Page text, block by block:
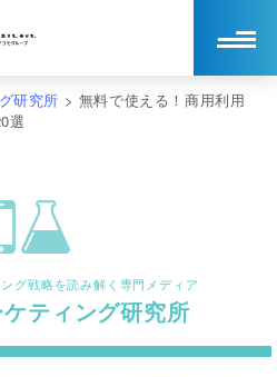
研究所 > 無料で使える！商用利用
選
グ戦略を読み解く専門メディア
ティング研究所